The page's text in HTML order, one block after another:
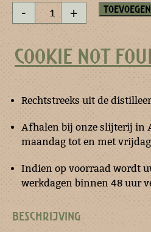
-
Abricot
Brandy
+
COOKIE NOT
Rechtstreeks uit de
Afhalen bij onze slijterij in
maandag tot en met
Indien op voorraad wordt
werkdagen binnen 48 uur
BESCHRIJVING